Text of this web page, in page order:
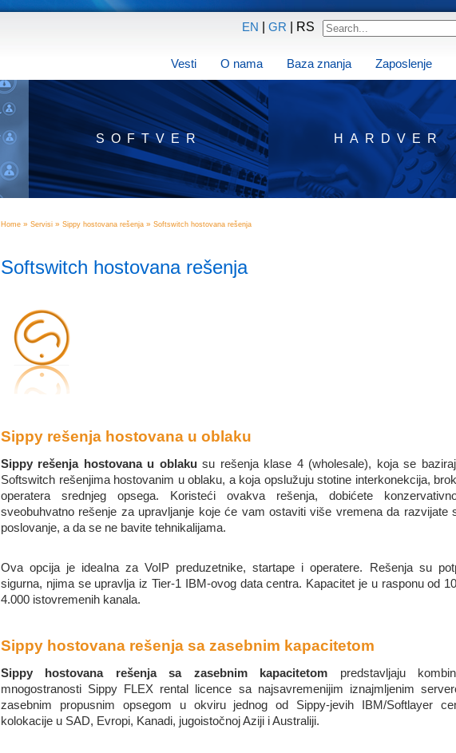
EN GR | RS
Vesti O nama Baza znanja Zaposlenje
SOFTVER HARDVER
Home » Servisi » Sippy hostovana rešenja » Softswitch hostovana rešenja
Softswitch hostovana rešenja
Sippy rešenja hostovana u oblaku
Sippy rešenja hostovana u oblakusu rešenja klase 4 (wholesale), koja se
Softswitch rešenjima hostovanim u oblaku, a koja opslužuju stotine interkonekcija,
operatera srednjeg opsega. Koristeći ovakva rešenja, dobićete
sveobuhvatno rešenje za upravljanje koje će vam ostaviti više vremena da razvijate
poslovanje, a da se ne bavite tehnikalijama.
Ova opcija je idealna za VoIP preduzetnike, startape i operatere. Rešenja su
sigurna, njima se upravlja iz Tier-1 IBM-ovog data centra. Kapacitet je u rasponu od
4.000 istovremenih kanala.
Sippy hostovana rešenja sa zasebnim kapacitetom
Sippy hostovana rešenja sa zasebnim kapacitetom predstavljaju
mnogostranosti Sippy FLEX rental licence sa najsavremenijim iznajmljenim
zasebnim propusnim opsegom u okviru jednog od Sippy-jevih IBM/Softlayer
kolokacije u SAD, Evropi, Kanadi, jugoistočnoj Aziji i Australiji.